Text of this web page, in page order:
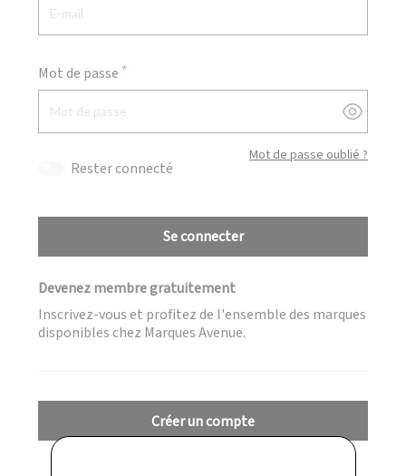
Mot de passe
Afficher/
Mot de passe oublié ?
Rester connecté
Se connecter
Devenez membre gratuitement
Inscrivez-vous et profitez de l'ensemble des marques
disponibles chez Marques Avenue.
Créer un compte